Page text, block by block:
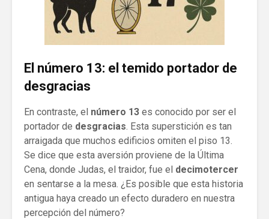
El número 13: el temido portador de
desgracias
En contraste, el número 13 es conocido por ser el
portador de desgracias . Esta superstición es tan
arraigada que muchos edificios omiten el piso 13.
Se dice que esta aversión proviene de la Última
Cena, donde Judas, el traidor, fue el decimotercer
en sentarse a la mesa. ¿Es posible que esta historia
antigua haya creado un efecto duradero en nuestra
percepción del número?